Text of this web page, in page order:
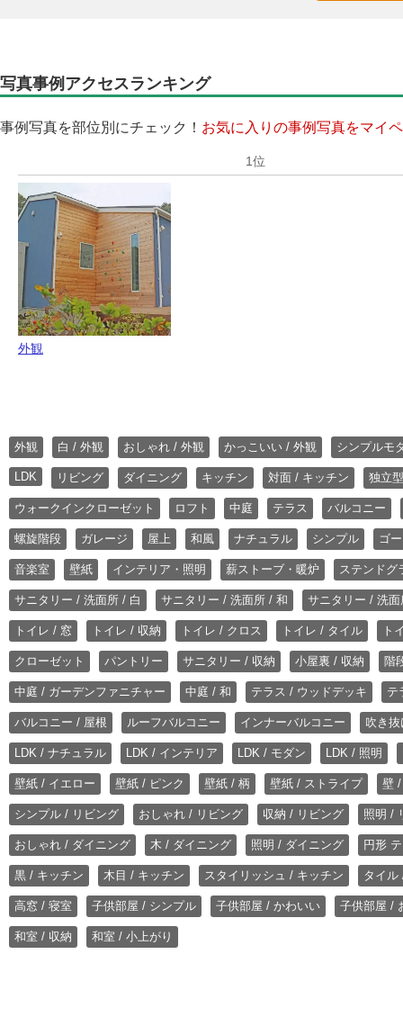
写真事例アクセスランキング
事例写真を部位別にチェック！ お気に入りの事例写真をマイ
外観
外観 白 / 外観 おしゃれ / 外観 かっこいい / 外観 シンプルモ
LDK リビング ダイニング キッチン 対面 / キッチン 独立
ウォークインクローゼット ロフト 中庭 テラス バルコニー
螺旋階段 ガレージ 屋上 和風 ナチュラル シンプル ゴ
音楽室 壁紙 インテリア・照明 薪ストーブ・暖炉 ステンドグ
サニタリー / 洗面所 / 白 サニタリー / 洗面所 / 和 サニタリー / 洗
トイレ / 窓 トイレ / 収納 トイレ / クロス トイレ / タイル ト
クローゼット パントリー サニタリー / 収納 小屋裏 / 収納 階
中庭 / ガーデンファニチャー 中庭 / 和 テラス / ウッドデッキ テ
バルコニー / 屋根 ルーフバルコニー インナーバルコニー 吹き
LDK / ナチュラル LDK / インテリア LDK / モダン LDK / 照明
壁紙 / イエロー 壁紙 / ピンク 壁紙 / 柄 壁紙 / ストライプ 壁
シンプル / リビング おしゃれ / リビング 収納 / リビング 照明 /
おしゃれ / ダイニング 木 / ダイニング 照明 / ダイニング 円形
黒 / キッチン 木目 / キッチン スタイリッシュ / キッチン タイル
高窓 / 寝室 子供部屋 / シンプル 子供部屋 / かわいい 子供部屋 /
和室 / 収納 和室 / 小上がり